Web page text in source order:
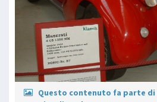
Questo contenuto fa parte di